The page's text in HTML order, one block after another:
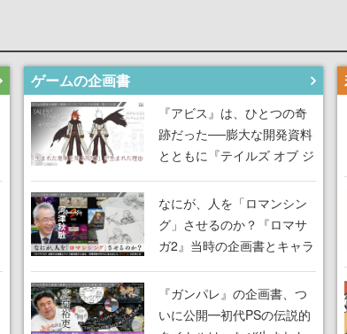
ゲームの企画書
『アビス』は、ひとつの奇
跡だった──膨大な開発資料
とともに『テイルズ オブ ジ
アビス』開発陣に聞く、
「生まれた意味を知る
RPG」が生まれた理由【ゲ
ームの企画書】
なにが、人を「ロマンシン
グ」させるのか？『ロマサ
ガ2』当時の企画書とキャラ
設定画から迫る、河津秋敏
がRPGに生み出した「ロマ
ン」の正体とは【ゲームの
『ガンパレ』の企画書、つ
いに公開━初代PSの伝説的